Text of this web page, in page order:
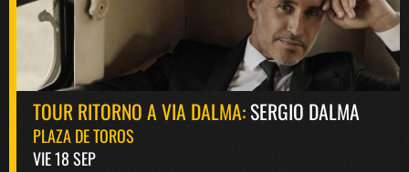
TOUR RITORNO A VIA DALMA:SERGIO DALMA
PLAZA DE TOROS
VIE 18 SEP